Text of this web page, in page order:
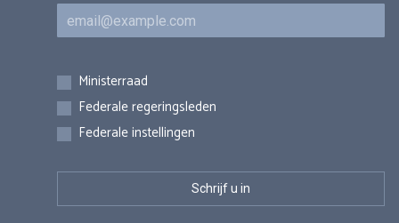
E-mail
Inschrijvingen
Ministerraad
Federale regeringsleden
Federale instellingen